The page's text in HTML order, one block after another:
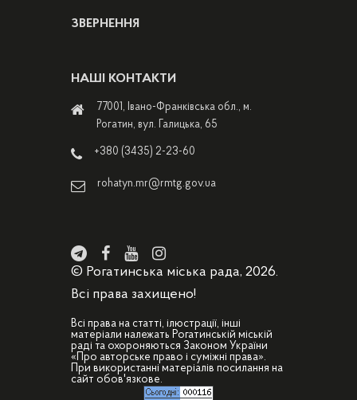
ЗВЕРНЕННЯ
НАШІ КОНТАКТИ
77001, Івано-Франківська обл., м.
Рогатин, вул. Галицька, 65
+380 (3435) 2-23-60
rohatyn.mr@rmtg.gov.ua
© Рогатинська міська рада, 2026.
Всі права захищено!
Всі права на статті, ілюстрації, інші
матеріали належать Рогатинській міській
раді та охороняються Законом України
«Про авторське право і суміжні права».
При використанні матеріалів посилання на
сайт обов'язкове.